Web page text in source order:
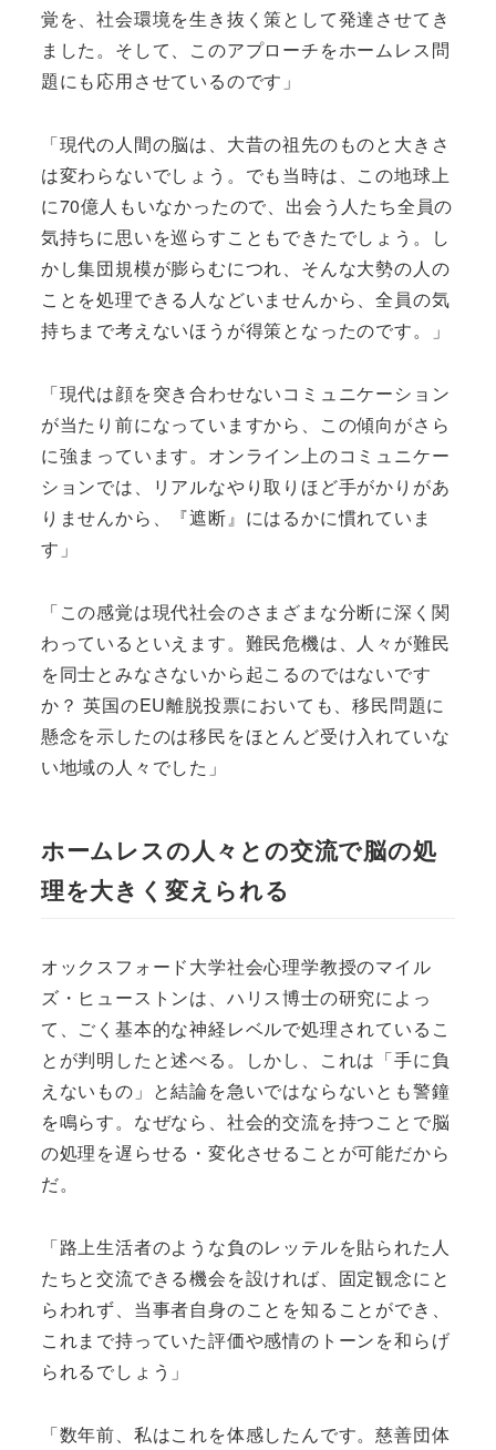
覚を、社会環境を生き抜く策として発達させてき
ました。そして、このアプローチをホームレス問
題にも応用させているのです」
「現代の人間の脳は、大昔の祖先のものと大きさ
は変わらないでしょう。でも当時は、この地球上
に70億人もいなかったので、出会う人たち全員の
気持ちに思いを巡らすこともできたでしょう。し
かし集団規模が膨らむにつれ、そんな大勢の人の
ことを処理できる人などいませんから、全員の気
持ちまで考えないほうが得策となったのです。」
「現代は顔を突き合わせないコミュニケーション
が当たり前になっていますから、この傾向がさら
に強まっています。オンライン上のコミュニケー
ションでは、リアルなやり取りほど手がかりがあ
りませんから、『遮断』にはるかに慣れていま
す」
「この感覚は現代社会のさまざまな分断に深く関
わっているといえます。難民危機は、人々が難民
を同士とみなさないから起こるのではないです
か？ 英国のEU離脱投票においても、移民問題に
懸念を示したのは移民をほとんど受け入れていな
い地域の人々でした」
ホームレスの人々との交流で脳の処
理を大きく変えられる
オックスフォード大学社会心理学教授のマイル
ズ・ヒューストンは、ハリス博士の研究によっ
て、ごく基本的な神経レベルで処理されているこ
とが判明したと述べる。しかし、これは「手に負
えないもの」と結論を急いではならないとも警鐘
を鳴らす。なぜなら、社会的交流を持つことで脳
の処理を遅らせる・変化させることが可能だから
だ。
「路上生活者のような負のレッテルを貼られた人
たちと交流できる機会を設ければ、固定観念にと
らわれず、当事者自身のことを知ることができ、
これまで持っていた評価や感情のトーンを和らげ
られるでしょう」
「数年前、私はこれを体感したんです。慈善団体